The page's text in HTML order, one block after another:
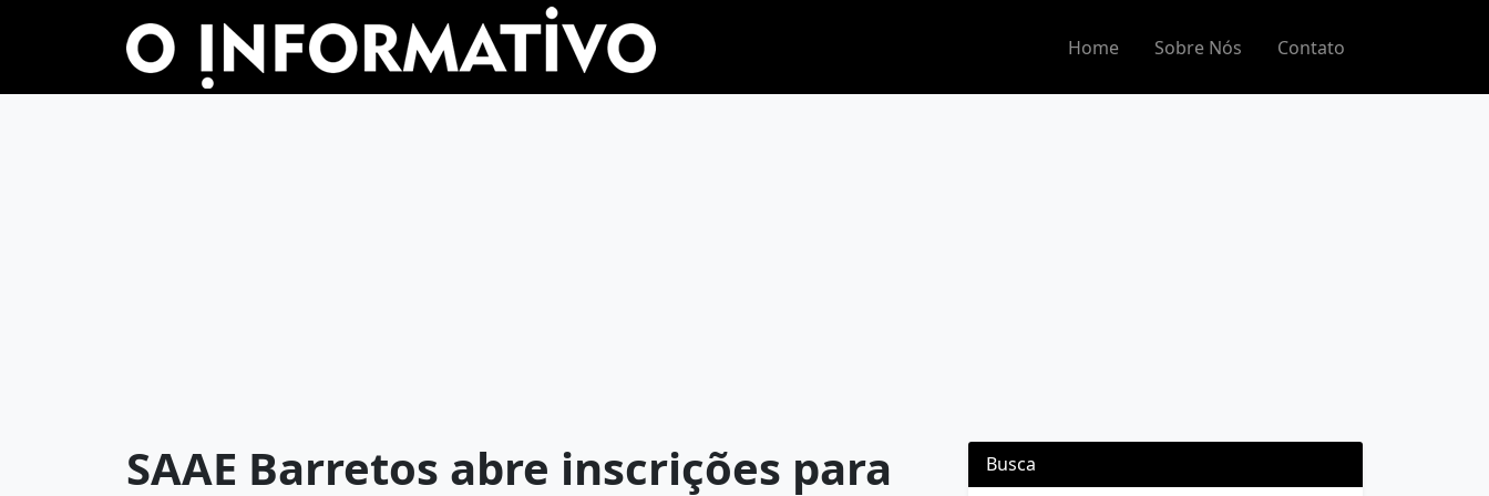
Home Sobre Nós Contato
SAAE Barretos abre inscrições para
Busca